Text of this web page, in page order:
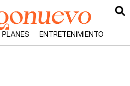
PLANES ENTRETENIMIENTO